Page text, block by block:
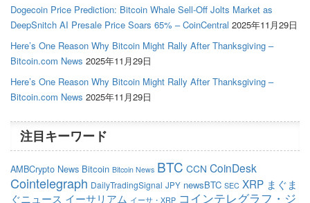
Dogecoin Price Prediction: Bitcoin Whale Sell-Off Jolts Market as
DeepSnitch AI Presale Price Soars 65% – CoinCentral 2025年11月29日
Here’s One Reason Why Bitcoin Might Rally After Thanksgiving –
Bitcoin.com News 2025年11月29日
Here’s One Reason Why Bitcoin Might Rally After Thanksgiving –
Bitcoin.com News 2025年11月29日
注目キーワード
AMBCrypto News Bitcoin Bitcoin News BTC CCN CoinDesk
Cointelegraph DailyTradingSignal JPY newsBTC SEC XRP まぐま
ぐニュース イーサリアム イーサ・XRP コインテレグラフ・ジ